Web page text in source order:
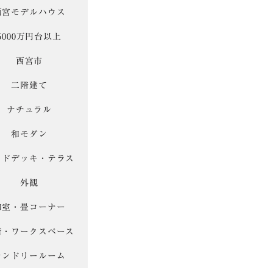
宮モデルハウス
万円台以上
西宮市
二階建て
ナチュラル
和モダン
ドデッキ・テラス
外観
室・畳コーナー
・ワークスペース
ンドリールーム